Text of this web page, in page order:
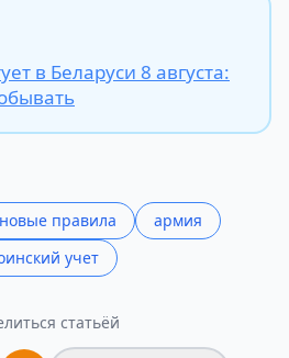
в Беларуси 8 августа:
новые правила
армия
учет
статьёй